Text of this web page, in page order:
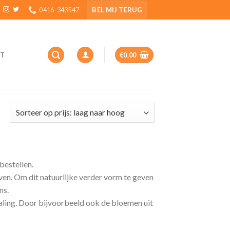
0416-343547 BEL MIJ TERUG
€0.00
Om dit natuurlijke verder vorm te geven
Door bijvoorbeeld ook de bloemen uit